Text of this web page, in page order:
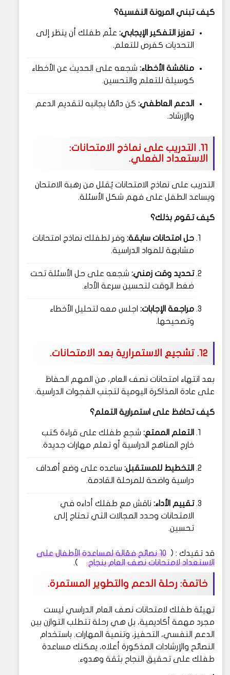
كيف تبني المرونة النفسية؟
تعزيز التفكير الإيجابي: علّم طفلك أن ينظر إلى
التحديات كفرص للتعلم.
مناقشة الأخطاء: شجعه على الحديث عن الأخطاء
كوسيلة للتعلم والتحسين.
الدعم العاطفي: كن دائمًا بجانبه لتقديم الدعم
والإرشاد.
11. التدريب على نماذج الامتحانات:
الاستعداد الفعلي.
التدريب على نماذج الامتحانات يُقلل من رهبة الامتحان
ويساعد الطفل على فهم شكل الأسئلة.
كيف تقوم بذلك؟
حل امتحانات سابقة: وفر لطفلك نماذج امتحانات
مشابهة للمواد الدراسية.
تحديد وقت زمني: شجعه على حل الأسئلة تحت
ضغط الوقت لتحسين سرعة الأداء.
مراجعة الإجابات: اجلس معه لتحليل الأخطاء
وتصحيحها.
12. تشجيع الاستمرارية بعد الامتحانات.
بعد انتهاء امتحانات نصف العام، من المهم الحفاظ
على عادة المذاكرة اليومية لتجنب الفجوات الدراسية.
كيف تحافظ على استمرارية التعلم؟
التعلم الممتع: شجع طفلك على قراءة كتب
خارج المناهج الدراسية أو تعلم مهارات جديدة.
التخطيط للمستقبل: ساعده على وضع أهداف
دراسية واضحة للمرحلة القادمة.
تقييم الأداء: ناقش مع طفلك أداءه في
الامتحانات وحدد المجالات التي تحتاج إلى
تحسين.
قد تقيدك : (
10 نصائح فعّالة لمساعدة الأطفال على
الاستعداد لامتحانات نصف العام بنجاح ).
خاتمة: رحلة الدعم والتطوير المستمرة.
تهيئة طفلك لامتحانات نصف العام الدراسي ليست
مجرد مهمة أكاديمية، بل هي رحلة تتطلب التوازن بين
الدعم النفسي، التحفيز، وتنمية المهارات. باستخدام
النصائح والإرشادات المذكورة أعلاه، يمكنك مساعدة
طفلك على تحقيق النجاح بثقة وهدوء.